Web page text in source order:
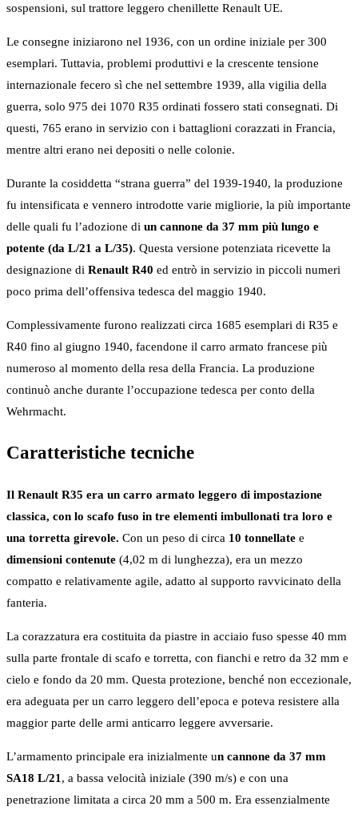
sospensioni, sul trattore leggero chenillette Renault UE.
Le consegne iniziarono nel 1936, con un ordine iniziale per 300
esemplari. Tuttavia, problemi produttivi e la crescente tensione
internazionale fecero sì che nel settembre 1939, alla vigilia della
guerra, solo 975 dei 1070 R35 ordinati fossero stati consegnati. Di
questi, 765 erano in servizio con i battaglioni corazzati in Francia,
mentre altri erano nei depositi o nelle colonie.
Durante la cosiddetta “strana guerra” del 1939-1940, la produzione
fu intensificata e vennero introdotte varie migliorie, la più importante
delle quali fu l’adozione di un cannone da 37 mm più lungo e
potente (da L/21 a L/35). Questa versione potenziata ricevette la
designazione di Renault R40 ed entrò in servizio in piccoli numeri
poco prima dell’offensiva tedesca del maggio 1940.
Complessivamente furono realizzati circa 1685 esemplari di R35 e
R40 fino al giugno 1940, facendone il carro armato francese più
numeroso al momento della resa della Francia. La produzione
continuò anche durante l’occupazione tedesca per conto della
Wehrmacht.
Caratteristiche tecniche
Il Renault R35 era un carro armato leggero di impostazione
classica, con lo scafo fuso in tre elementi imbullonati tra loro e
una torretta girevole. Con un peso di circa 10 tonnellate e
dimensioni contenute (4,02 m di lunghezza), era un mezzo
compatto e relativamente agile, adatto al supporto ravvicinato della
fanteria.
La corazzatura era costituita da piastre in acciaio fuso spesse 40 mm
sulla parte frontale di scafo e torretta, con fianchi e retro da 32 mm e
cielo e fondo da 20 mm. Questa protezione, benché non eccezionale,
era adeguata per un carro leggero dell’epoca e poteva resistere alla
maggior parte delle armi anticarro leggere avversarie.
L’armamento principale era inizialmente un cannone da 37 mm
SA18 L/21 , a bassa velocità iniziale (390 m/s) e con una
penetrazione limitata a circa 20 mm a 500 m. Era essenzialmente